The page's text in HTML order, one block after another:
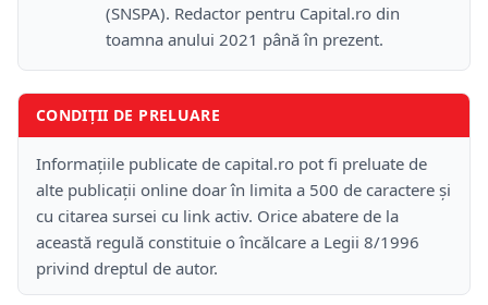
(SNSPA). Redactor pentru Capital.ro din
toamna anului 2021 până în prezent.
CONDIȚII DE PRELUARE
Informațiile publicate de capital.ro pot fi preluate de
alte publicații online doar în limita a 500 de caractere și
cu citarea sursei cu link activ. Orice abatere de la
această regulă constituie o încălcare a Legii 8/1996
privind dreptul de autor.